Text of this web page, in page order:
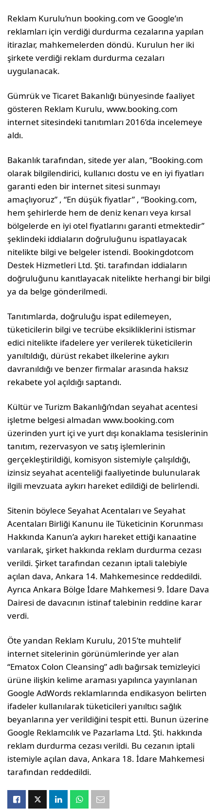
Reklam Kurulu’nun booking.com ve Google’ın
reklamları için verdiği durdurma cezalarına yapılan
itirazlar, mahkemelerden döndü. Kurulun her iki
şirkete verdiği reklam durdurma cezaları
uygulanacak.
Gümrük ve Ticaret Bakanlığı bünyesinde faaliyet
gösteren Reklam Kurulu, www.booking.com
internet sitesindeki tanıtımları 2016’da incelemeye
aldı.
Bakanlık tarafından, sitede yer alan, “Booking.com
olarak bilgilendirici, kullanıcı dostu ve en iyi fiyatları
garanti eden bir internet sitesi sunmayı
amaçlıyoruz” , “En düşük fiyatlar” , “Booking.com,
hem şehirlerde hem de deniz kenarı veya kırsal
bölgelerde en iyi otel fiyatlarını garanti etmektedir”
şeklindeki iddiaların doğruluğunu ispatlayacak
nitelikte bilgi ve belgeler istendi. Bookingdotcom
Destek Hizmetleri Ltd. Şti. tarafından iddiaların
doğruluğunu kanıtlayacak nitelikte herhangi bir bilgi
ya da belge gönderilmedi.
Tanıtımlarda, doğruluğu ispat edilemeyen,
tüketicilerin bilgi ve tecrübe eksikliklerini istismar
edici nitelikte ifadelere yer verilerek tüketicilerin
yanıltıldığı, dürüst rekabet ilkelerine aykırı
davranıldığı ve benzer firmalar arasında haksız
rekabete yol açıldığı saptandı.
Kültür ve Turizm Bakanlığı’ndan seyahat acentesi
işletme belgesi almadan www.booking.com
üzerinden yurt içi ve yurt dışı konaklama tesislerinin
tanıtım, rezervasyon ve satış işlemlerinin
gerçekleştirildiği, komisyon sistemiyle çalışıldığı,
izinsiz seyahat acenteliği faaliyetinde bulunularak
ilgili mevzuata aykırı hareket edildiği de belirlendi.
Sitenin böylece Seyahat Acentaları ve Seyahat
Acentaları Birliği Kanunu ile Tüketicinin Korunması
Hakkında Kanun’a aykırı hareket ettiği kanaatine
varılarak, şirket hakkında reklam durdurma cezası
verildi. Şirket tarafından cezanın iptali talebiyle
açılan dava, Ankara 14. Mahkemesince reddedildi.
Ayrıca Ankara Bölge İdare Mahkemesi 9. İdare Dava
Dairesi de davacının istinaf talebinin reddine karar
verdi.
Öte yandan Reklam Kurulu, 2015’te muhtelif
internet sitelerinin görünümlerinde yer alan
“Ematox Colon Cleansing” adlı bağırsak temizleyici
ürüne ilişkin kelime araması yapılınca yayınlanan
Google AdWords reklamlarında endikasyon belirten
ifadeler kullanılarak tüketicileri yanıltıcı sağlık
beyanlarına yer verildiğini tespit etti. Bunun üzerine
Google Reklamcılık ve Pazarlama Ltd. Şti. hakkında
reklam durdurma cezası verildi. Bu cezanın iptali
istemiyle açılan dava, Ankara 18. İdare Mahkemesi
tarafından reddedildi.